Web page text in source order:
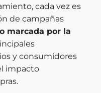
cada vez es
de campañas
marcada por la
y consumidores
impacto